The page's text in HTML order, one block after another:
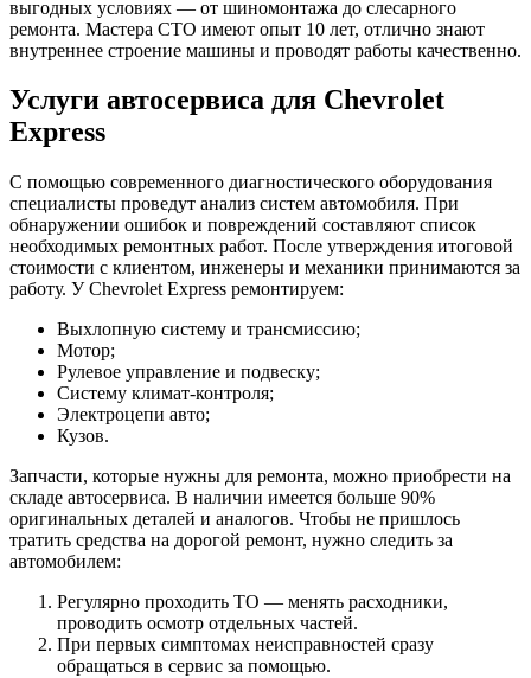
выгодных условиях — от шиномонтажа до слесарного
ремонта. Мастера СТО имеют опыт 10 лет, отлично знают
внутреннее строение машины и проводят работы качественно.
Услуги автосервиса для Chevrolet
Express
С помощью современного диагностического оборудования
специалисты проведут анализ систем автомобиля. При
обнаружении ошибок и повреждений составляют список
необходимых ремонтных работ. После утверждения итоговой
стоимости с клиентом, инженеры и механики принимаются за
работу. У Chevrolet Express ремонтируем:
Выхлопную систему и трансмиссию;
Мотор;
Рулевое управление и подвеску;
Систему климат-контроля;
Электроцепи авто;
Кузов.
Запчасти, которые нужны для ремонта, можно приобрести на
складе автосервиса. В наличии имеется больше 90%
оригинальных деталей и аналогов. Чтобы не пришлось
тратить средства на дорогой ремонт, нужно следить за
автомобилем:
Регулярно проходить ТО — менять расходники,
проводить осмотр отдельных частей.
При первых симптомах неисправностей сразу
обращаться в сервис за помощью.